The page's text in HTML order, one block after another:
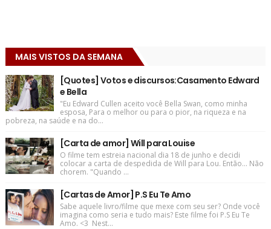
MAIS VISTOS DA SEMANA
[Quotes] Votos e discursos:Casamento Edward
e Bella
"Eu Edward Cullen aceito você Bella Swan, como minha
esposa, Para o melhor ou para o pior, na riqueza e na
pobreza, na saúde e na do...
[Carta de amor] Will para Louise
O filme tem estreia nacional dia 18 de junho e decidi
colocar a carta de despedida de Will para Lou. Então... Não
chorem. "Quando ...
[Cartas de Amor] P.S Eu Te Amo
Sabe aquele livro/filme que mexe com seu ser? Onde você
imagina como seria e tudo mais? Este filme foi P.S Eu Te
Amo. <3 Nest...